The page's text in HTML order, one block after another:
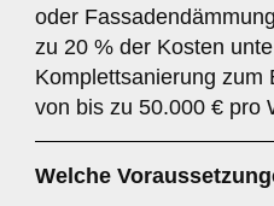
oder
zu 20 % der Kosten
Komplettsanierung zum
von bis zu 50.000 € pro
Welche